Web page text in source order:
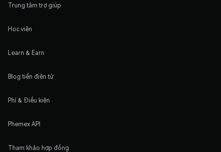
Trung tâm trợ giúp
Học viện
Learn & Earn
Blog tiền điện tử
Phí & Điều kiện
Phemex API
Tham khảo hợp đồng